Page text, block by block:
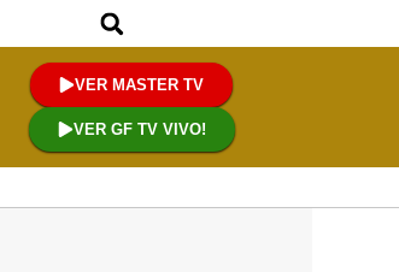
VER MASTER TV
VER GF TV VIVO!